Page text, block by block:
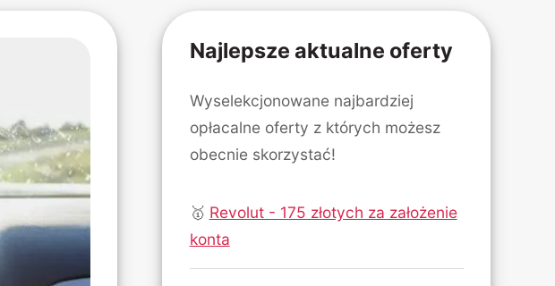
Najlepsze aktualne oferty
Wyselekcjonowane najbardziej
opłacalne oferty z których możesz
obecnie skorzystać!
🥇 Revolut - 175 złotych za założenie
konta